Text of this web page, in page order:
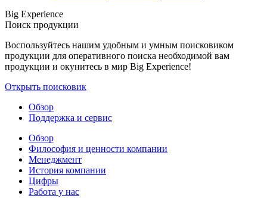
Big Experience
Поиск продукции
Воспользуйтесь нашим удобным и умным поисковиком
продукции для оперативного поиска необходимой вам
продукции и окунитесь в мир Big Experience!
Открыть поисковик
Обзор
Поддержка и сервис
Обзор
Философия и ценности компании
Менеджмент
История компании
Цифры
Работа у нас